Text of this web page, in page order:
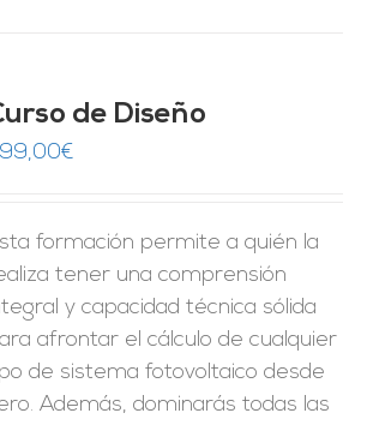
de Diseño
€
formación permite a quién la
tener una comprensión
y capacidad técnica sólida
afrontar el cálculo de cualquier
de sistema fotovoltaico desde
Además, dominarás todas las